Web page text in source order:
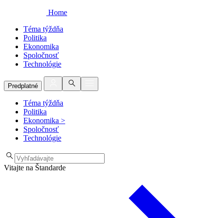
Home
Téma týždňa
Politika
Ekonomika
Spoločnosť
Technológie
Predplatné
Téma týždňa
Politika
Ekonomika >
Spoločnosť
Technológie
Vitajte na Štandarde